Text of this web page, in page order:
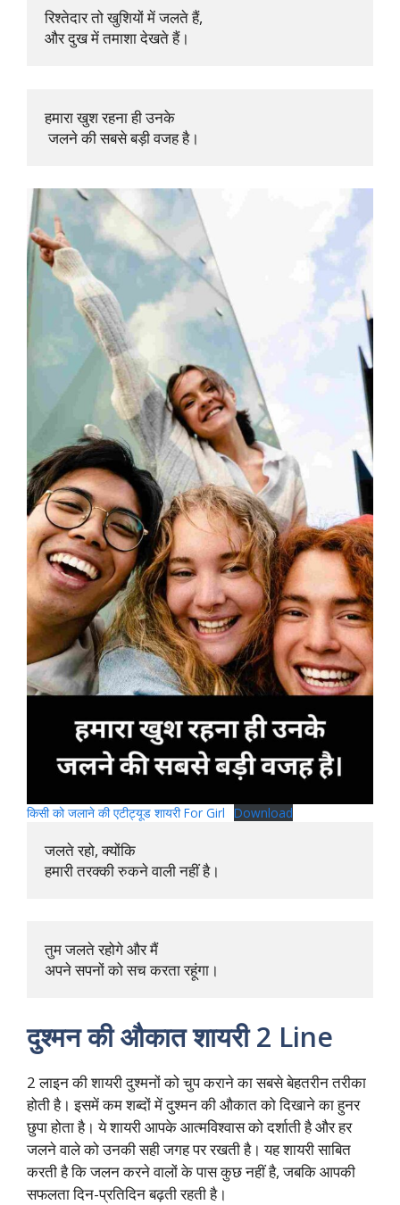
रिश्तेदार तो खुशियों में जलते हैं,
और दुख में तमाशा देखते हैं।
हमारा खुश रहना ही उनके
जलने की सबसे बड़ी वजह है।
किसी को जलाने की एटीट्यूड शायरी For Girl Download
जलते रहो, क्योंकि
हमारी तरक्की रुकने वाली नहीं है।
तुम जलते रहोगे और मैं
अपने सपनों को सच करता रहूंगा।
दुश्मन की औकात शायरी 2 Line
2 लाइन की शायरी दुश्मनों को चुप कराने का सबसे बेहतरीन तरीका
होती है। इसमें कम शब्दों में दुश्मन की औकात को दिखाने का हुनर
छुपा होता है। ये शायरी आपके आत्मविश्वास को दर्शाती है और हर
जलने वाले को उनकी सही जगह पर रखती है। यह शायरी साबित
करती है कि जलन करने वालों के पास कुछ नहीं है, जबकि आपकी
सफलता दिन-प्रतिदिन बढ़ती रहती है।